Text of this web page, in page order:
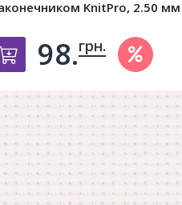
KnitPro, 2.50 мм
Добавить в корзину
98.грн.